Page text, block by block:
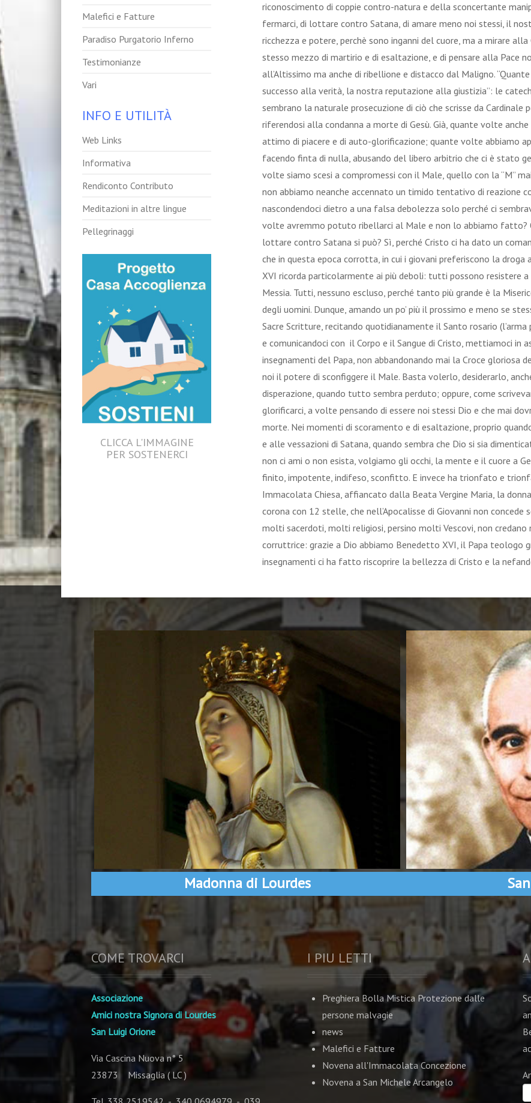
Malefici e Fatture
Paradiso Purgatorio Inferno
Testimonianze
Vari
INFO E UTILITÀ
Web Links
Informativa
Rendiconto Contributo
Meditazioni in altre lingue
Pellegrinaggi
CLICCA L'IMMAGINE
PER SOSTENERCI
riconoscimento di coppie contro-natura e della sconcertante
fermarci, di lottare contro Satana, di amare meno noi stessi, il
ricchezza e potere, perchè sono inganni del cuore, ma a mirare
stesso mezzo di martirio e di esaltazione, e di pensare alla Pace
all’Altissimo ma anche di ribellione e distacco dal Maligno.
successo alla verità, la nostra reputazione alla giustizia”: le
sembrano la naturale prosecuzione di ciò che scrisse da
riferendosi alla condanna a morte di Gesù. Già, quante volte
attimo di piacere e di auto-glorificazione; quante volte abbiamo
facendo finta di nulla, abusando del libero arbitrio che ci è stato
volte siamo scesi a compromessi con il Male, quello con la “M”
non abbiamo neanche accennato un timido tentativo di reazione
nascondendoci dietro a una falsa debolezza solo perché ci
volte avremmo potuto ribellarci al Male e non lo abbiamo fatto?
lottare contro Satana si può? Sì, perché Cristo ci ha dato un
che in questa epoca corrotta, in cui i giovani preferiscono la
XVI ricorda particolarmente ai più deboli: tutti possono resistere
Messia. Tutti, nessuno escluso, perché tanto più grande è la
degli uomini. Dunque, amando un po’ più il prossimo e meno se
Sacre Scritture, recitando quotidianamente il Santo rosario
e comunicandoci con il Corpo e il Sangue di Cristo, mettiamoci in
insegnamenti del Papa, non abbandonando mai la Croce gloriosa
noi il potere di sconfiggere il Male. Basta volerlo, desiderarlo,
disperazione, quando tutto sembra perduto; oppure, come
glorificarci, a volte pensando di essere noi stessi Dio e che mai
morte. Nei momenti di scoramento e di esaltazione, proprio
e alle vessazioni di Satana, quando sembra che Dio si sia
non ci ami o non esista, volgiamo gli occhi, la mente e il cuore a
finito, impotente, indifeso, sconfitto. E invece ha trionfato e
Immacolata Chiesa, affiancato dalla Beata Vergine Maria, la
corona con 12 stelle, che nell’Apocalisse di Giovanni non
molti sacerdoti, molti religiosi, persino molti Vescovi, non credano
corruttrice: grazie a Dio abbiamo Benedetto XVI, il Papa teologo
insegnamenti ci ha fatto riscoprire la bellezza di Cristo e la
Madonna di Lourdes
COME TROVARCI
Associazione
Amici nostra Signora di Lourdes
San Luigi Orione
Via Cascina Nuova n° 5
23873 Missaglia ( LC )
I PIU LETTI
Preghiera Bolla Mistica Protezione dalle
persone malvagie
news
Malefici e Fatture
Novena all'Immacolata Concezione
Novena a San Michele Arcangelo